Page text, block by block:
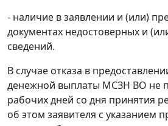
- наличие в заявлении и (или)
документах недостоверных и
сведений.
В случае отказа в
денежной выплаты МСЗН ВО не
рабочих дней со дня принятия
об этом заявителя с указанием